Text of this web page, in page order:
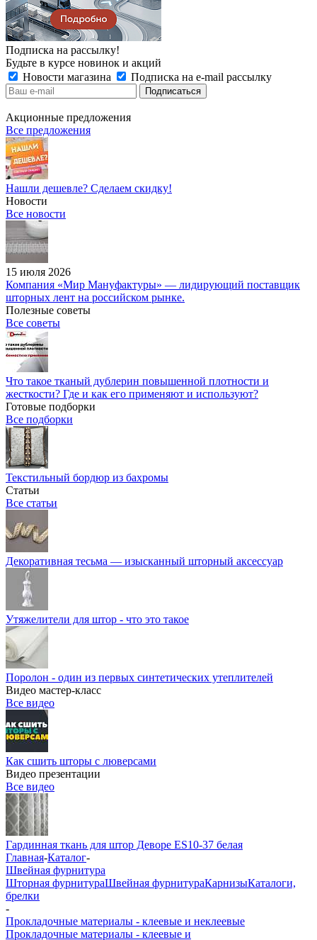
Подписка на рассылку!
Будьте в курсе новинок и акций
Новости магазина
Подписка на e-mail рассылку
Акционные предложения
Все предложения
Нашли дешевле? Сделаем скидку!
Новости
Все новости
15 июля 2026
Компания «Мир Мануфактуры» — лидирующий поставщик
шторных лент на российском рынке.
Полезные советы
Все советы
Что такое тканый дублерин повышенной плотности и
жесткости? Где и как его применяют и используют?
Готовые подборки
Все подборки
Текстильный бордюр из бахромы
Статьи
Все статьи
Декоративная тесьма — изысканный шторный аксессуар
Утяжелители для штор - что это такое
Поролон - один из первых синтетических утеплителей
Видео мастер-класс
Все видео
Как сшить шторы с люверсами
Видео презентации
Все видео
Гардинная ткань для штор Деворе ES10-37 белая
Главная-Каталог-
Швейная фурнитура
Шторная фурнитураШвейная фурнитураКарнизыКаталоги,
брелки
-
Прокладочные материалы - клеевые и неклеевые
Прокладочные материалы - клеевые и